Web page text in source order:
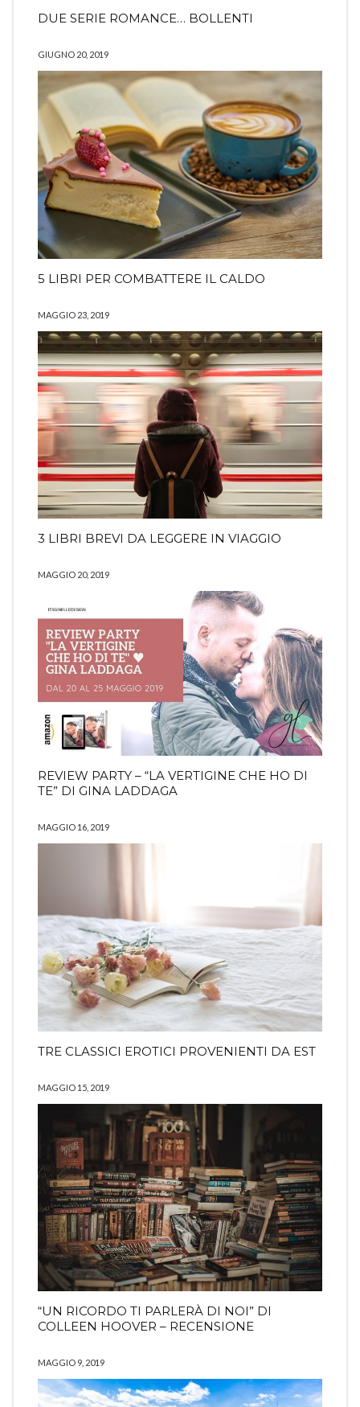
DUE SERIE ROMANCE… BOLLENTI
GIUGNO 20, 2019
5 LIBRI PER COMBATTERE IL CALDO
MAGGIO 23, 2019
3 LIBRI BREVI DA LEGGERE IN VIAGGIO
MAGGIO 20, 2019
REVIEW PARTY – “LA VERTIGINE CHE HO DI
TE” DI GINA LADDAGA
MAGGIO 16, 2019
TRE CLASSICI EROTICI PROVENIENTI DA EST
MAGGIO 15, 2019
“UN RICORDO TI PARLERÀ DI NOI” DI
COLLEEN HOOVER – RECENSIONE
MAGGIO 9, 2019